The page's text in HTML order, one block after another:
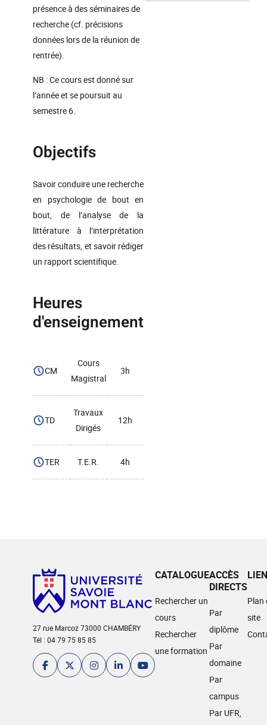
présence à des séminaires de
recherche (cf. précisions
données lors de la réunion de
rentrée).
NB : Ce cours est donné sur
l’année et se poursuit au
semestre 6.
Objectifs
Savoir conduire une recherche
en psychologie de bout en
bout, de l’analyse de la
littérature à l’interprétation
des résultats, et savoir rédiger
un rapport scientifique.
Heures
d'enseignement
CM
Cours
Magistral
3h
TD
Travaux
Dirigés
12h
TER T.E.R. 4h
27 rue Marcoz 73000 CHAMBÉRY
Tél : 04 79 75 85 85
CATALOGUE
Rechercher un
cours
Rechercher
une formation
ACCÈS
DIRECTS
Par
diplôme
Par
domaine
Par
campus
Par UFR,
Plan
site